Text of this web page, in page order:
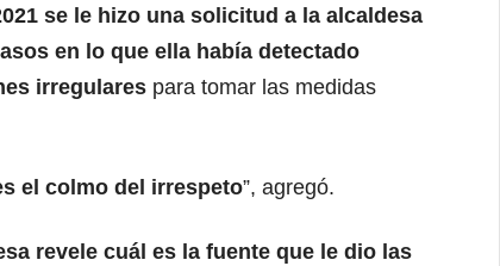
se le hizo una solicitud a la alcaldesa
en lo que ella había detectado
irregulares para tomar las medidas
el colmo del irrespeto”, agregó.
revele cuál es la fuente que le dio las